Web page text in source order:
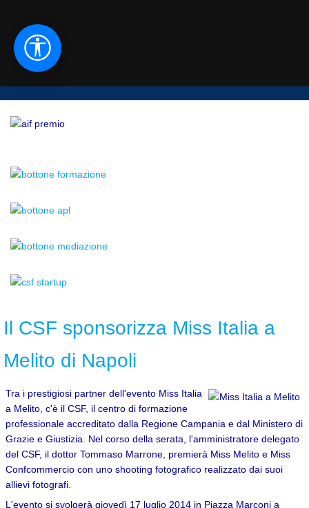
Il CSF sponsorizza Miss Italia a
Melito di Napoli
Tra i prestigiosi partner dell'evento Miss Italia
a Melito, c'è il CSF, il centro di formazione
professionale accreditato dalla Regione Campania e dal Ministero di
Grazie e Giustizia. Nel corso della serata, l'amministratore delegato
del CSF, il dottor Tommaso Marrone, premierà Miss Melito e Miss
Confcommercio con uno shooting fotografico realizzato dai suoi
allievi fotografi.
L'evento si svolgerà giovedì 17 luglio 2014 in Piazza Marconi a